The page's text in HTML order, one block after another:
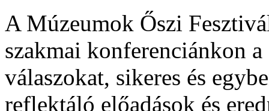
A Múzeumok Őszi
szakmai konferenciánkon
válaszokat, sikeres és
reflektáló előadások és